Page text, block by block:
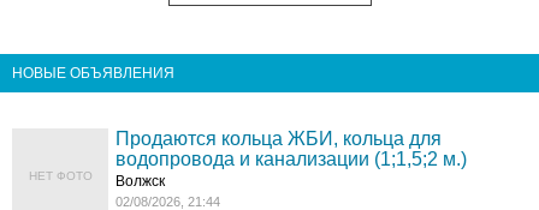
НОВЫЕ ОБЪЯВЛЕНИЯ
НЕТ ФОТО
Продаются кольца ЖБИ, кольца для
водопровода и канализации (1;1,5;2 м.)
Волжск
02/08/2026, 21:44